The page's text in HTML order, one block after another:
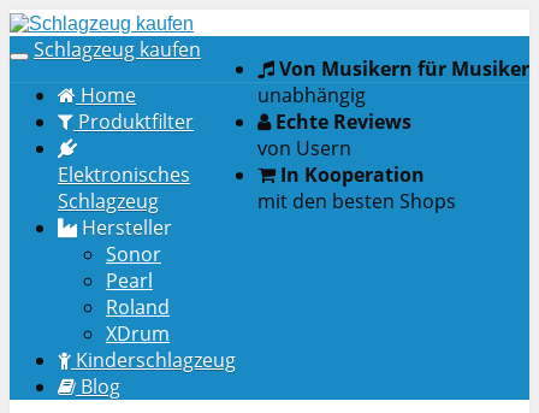
Skip
to
content
Von Musikern für Musiker
unabhängig
Echte Reviews
von Usern
In Kooperation
mit den besten Shops
Toggle
Schlagzeug kaufen
Home
Produktfilter
Elektronisches
Schlagzeug
Hersteller
Sonor
Pearl
Roland
XDrum
Kinderschlagzeug
Blog